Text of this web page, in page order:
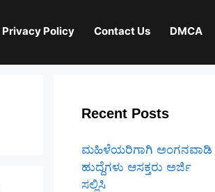
Privacy Policy Contact Us DMCA
Recent Posts
ಮಹಿಳೆಯರಿಗಾಗಿ ಅಂಗನವಾಡಿ
ಹುದ್ದೆಗಳು ಆಸಕ್ತರು ಅರ್ಜಿ
ಸಲ್ಲಿಸಿ